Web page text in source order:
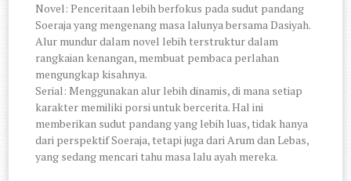
Novel: Penceritaan lebih berfokus pada sudut pandang
Soeraja yang mengenang masa lalunya bersama Dasiyah.
Alur mundur dalam novel lebih terstruktur dalam
rangkaian kenangan, membuat pembaca perlahan
mengungkap kisahnya.
Serial: Menggunakan alur lebih dinamis, di mana setiap
karakter memiliki porsi untuk bercerita. Hal ini
memberikan sudut pandang yang lebih luas, tidak hanya
dari perspektif Soeraja, tetapi juga dari Arum dan Lebas,
yang sedang mencari tahu masa lalu ayah mereka.